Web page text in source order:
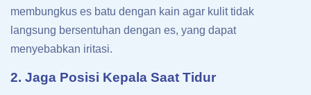
membungkus es batu dengan kain agar kulit tidak
langsung bersentuhan dengan es, yang dapat
menyebabkan iritasi.
2. Jaga Posisi Kepala Saat Tidur